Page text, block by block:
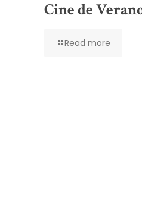
Cine de
Read more